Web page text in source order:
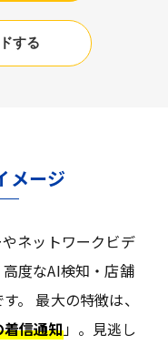
する
メージ
ネットワークビデ
度なAI検知・店舗
。 最大の特徴は、
信通知」。見逃し